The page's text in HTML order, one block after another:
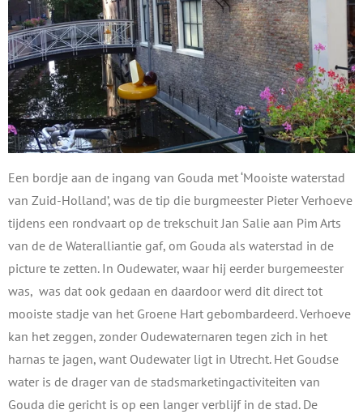
Een bordje aan de ingang van Gouda met ‘Mooiste waterstad
van Zuid-Holland’, was de tip die burgmeester Pieter Verhoeve
tijdens een rondvaart op de trekschuit Jan Salie aan Pim Arts
van de de Wateralliantie gaf, om Gouda als waterstad in de
picture te zetten. In Oudewater, waar hij eerder burgemeester
was, was dat ook gedaan en daardoor werd dit direct tot
mooiste stadje van het Groene Hart gebombardeerd. Verhoeve
kan het zeggen, zonder Oudewaternaren tegen zich in het
harnas te jagen, want Oudewater ligt in Utrecht. Het Goudse
water is de drager van de stadsmarketingactiviteiten van
Gouda die gericht is op een langer verblijf in de stad. De